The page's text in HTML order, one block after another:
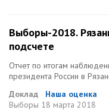
Выборы-2018.
подсчете
Отчет по итогам
президента России в
Доклад
Наша оценка
Выборы 18 марта 2018